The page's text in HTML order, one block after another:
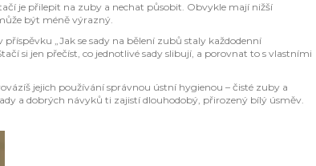
je přilepit na zuby a nechat působit. Obvykle mají nižší
být méně výrazný.
„Jak se sady na bělení zubů staly každodenní
si jen přečíst, co jednotlivé sady slibují, a porovnat to s vlastními
jejich používání správnou ústní hygienou – čisté zuby a
a dobrých návyků ti zajistí dlouhodobý, přirozený bílý úsměv.